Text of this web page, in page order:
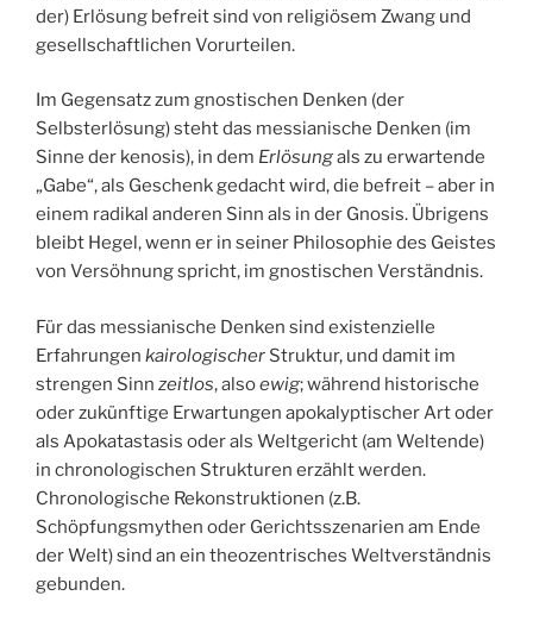
der) Erlösung befreit sind von religiösem Zwang und
gesellschaftlichen Vorurteilen.
Im Gegensatz zum gnostischen Denken (der
Selbsterlösung) steht das messianische Denken (im
Sinne der kenosis), in dem Erlösungals zu erwartende
„Gabe“, als Geschenk gedacht wird, die befreit – aber in
einem radikal anderen Sinn als in der Gnosis. Übrigens
bleibt Hegel, wenn er in seiner Philosophie des Geistes
von Versöhnung spricht, im gnostischen Verständnis.
Für das messianische Denken sind existenzielle
Erfahrungen kairologischer Struktur, und damit im
strengen Sinn zeitlos, alsoewig; während historische
oder zukünftige Erwartungen apokalyptischer Art oder
als Apokatastasis oder als Weltgericht (am Weltende)
in chronologischen Strukturen erzählt werden.
Chronologische Rekonstruktionen (z.B.
Schöpfungsmythen oder Gerichtsszenarien am Ende
der Welt) sind an ein theozentrisches Weltverständnis
gebunden.